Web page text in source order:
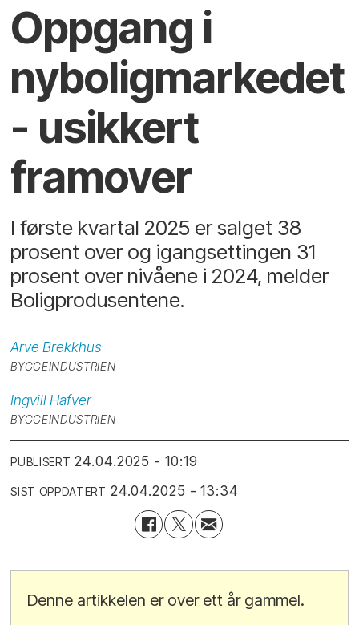
Oppgang i
nybolig­markedet
- usikkert
framover
I første kvartal 2025 er salget 38
prosent over og igangsettingen 31
prosent over nivåene i 2024, melder
Boligprodusentene.
Arve Brekkhus
BYGGEINDUSTRIEN
Ingvill Hafver
BYGGEINDUSTRIEN
PUBLISERT 24.04.2025 - 10:19
SIST OPPDATERT 24.04.2025 - 13:34
Denne artikkelen er over ett år gammel.